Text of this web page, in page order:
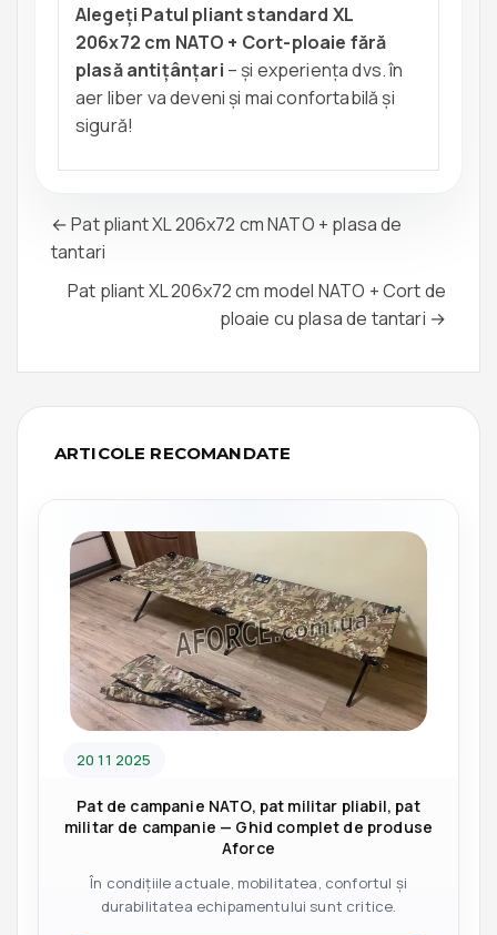
Alegeți Patul pliant standard XL
206x72 cm NATO + Cort-ploaie fără
plasă antițânțari – și experiența dvs. în
aer liber va deveni și mai confortabilă și
sigură!
← Pat pliant XL 206x72 cm NATO + plasa de
tantari
Pat pliant XL 206x72 cm model NATO + Cort de
ploaie cu plasa de tantari →
ARTICOLE RECOMANDATE
20 11 2025
Pat de campanie NATO, pat militar pliabil, pat
militar de campanie — Ghid complet de produse
Aforce
În condițiile actuale, mobilitatea, confortul și
durabilitatea echipamentului sunt critice.